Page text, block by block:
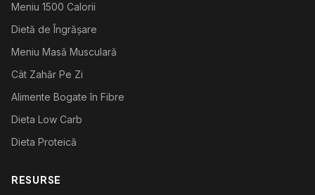
Meniu 1500 Calorii
Dietă de Îngrășare
Meniu Masă Musculară
Cât Zahăr Pe Zi
Alimente Bogate în Fibre
Dieta Low Carb
Dieta Proteică
RESURSE